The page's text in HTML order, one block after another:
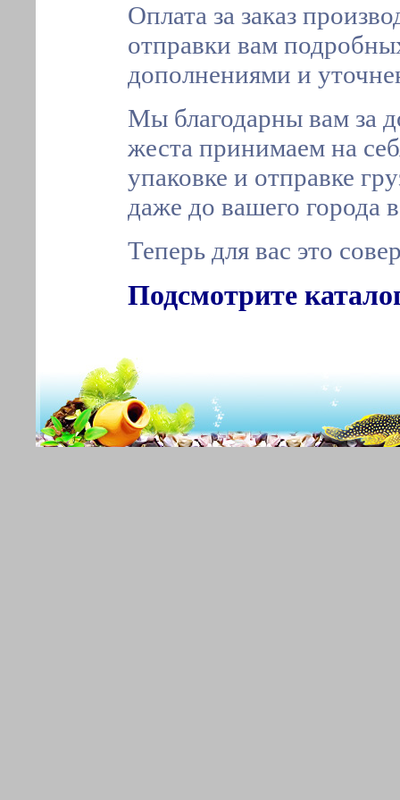
Оплата за заказ
отправки вам
дополнениями и
Мы благодарны вам за
жеста принимаем на
упаковке и отправке
даже до вашего города
Теперь для вас это
Подсмотрите